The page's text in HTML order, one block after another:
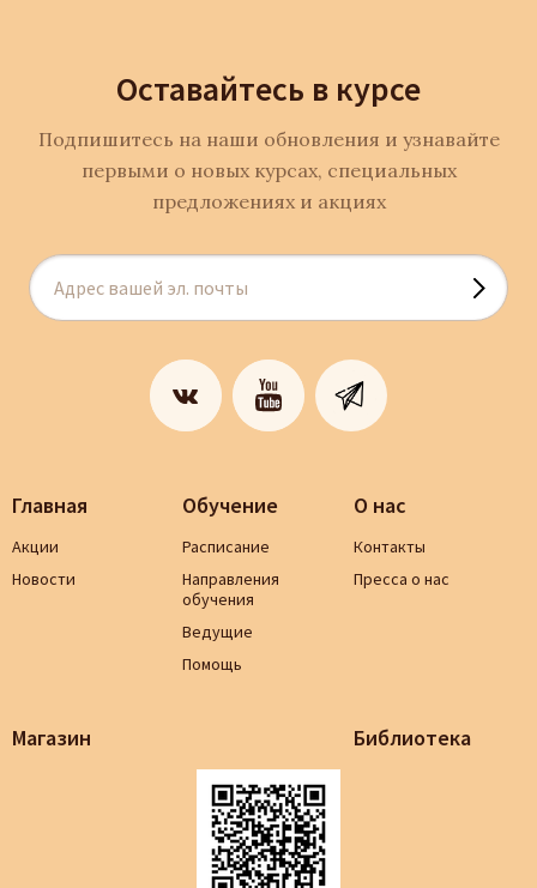
Оставайтесь в курсе
Подпишитесь на наши обновления и узнавайте
первыми о новых курсах, специальных
предложениях и акциях
Главная
Акции
Новости
Обучение
Расписание
Направления
обучения
Ведущие
Помощь
О нас
Контакты
Пресса о нас
Магазин Библиотека